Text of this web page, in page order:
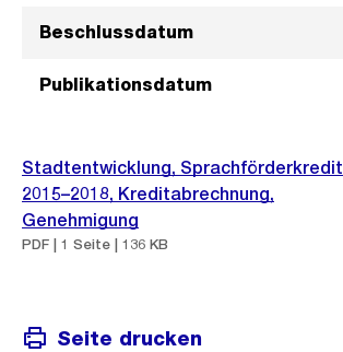
Beschlussdatum
Publikationsdatum
Stadtentwicklung, Sprachförderkredit
2015–2018, Kreditabrechnung,
Genehmigung
PDF | 1 Seite | 136 KB
Seite drucken